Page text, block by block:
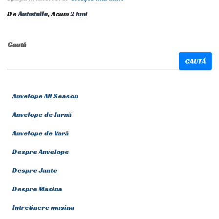
DeAutoteile, Acum2 luni
Caută
CAUTĂ
Anvelope All Season
Anvelope de Iarnă
Anvelope de Vară
Despre Anvelope
Despre Jante
Despre Masina
Intretinere masina